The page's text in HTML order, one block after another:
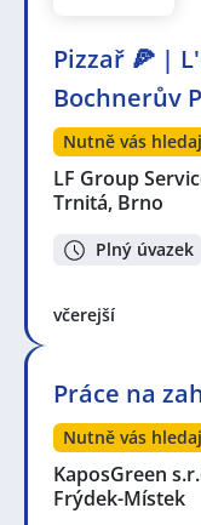
Pizzař 🍕 |
Bochnerův
Nutně vás
LF Group
Trnitá, Brno
Plný úvazek
včerejší
Práce na
Nutně vás
KaposGreen
Frýdek-Místek